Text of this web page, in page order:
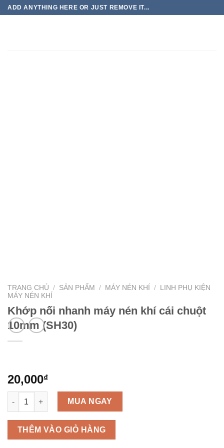
Chuyển
ADD ANYTHING HERE OR JUST REMOVE IT...
TRANG CHỦ / SẢN PHẨM / MÁY NÉN KHÍ
LINH PHỤ KIỆN
MÁY NÉN KHÍ
Khớp nối nhanh máy nén khí cái chuột
10mm (SH30)
20,000₫
Khớp nối nhanh máy nén khí cái chuột 10mm (SH30) số lượng
MUA NGAY
THÊM VÀO GIỎ HÀNG